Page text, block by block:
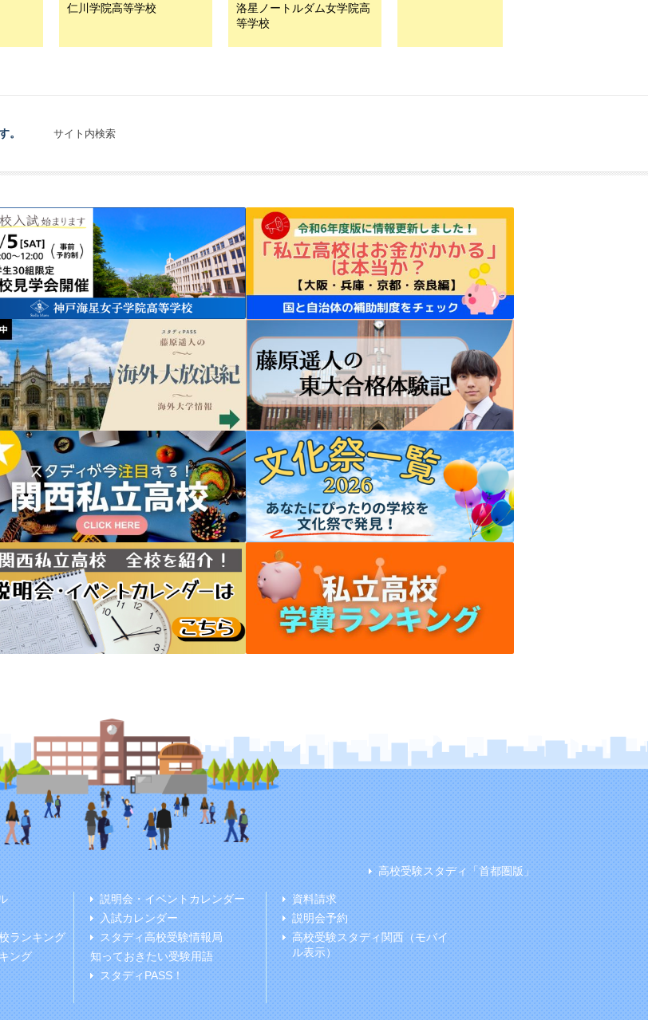
仁川学院高等学校
洛星ノートルダム女学院高
等学校
。 サイト内検索
高校受験スタディ「首都圏版」
ランキング
ング
説明会・イベントカレンダー
入試カレンダー
スタディ高校受験情報局
知っておきたい受験用語
スタディPASS！
資料請求
説明会予約
高校受験スタディ関西（モバイ
ル表示）